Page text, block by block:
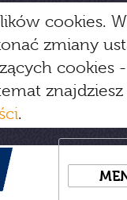
cookies.
zmiany
cookies
.